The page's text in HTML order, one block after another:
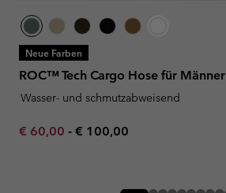
Neue Farben
ROC™ Tech Cargo Hose für Männer
Wasser- und schmutzabweisend
Minimum sale price:
€ 60,00 - Maximum price:
€ 100,00